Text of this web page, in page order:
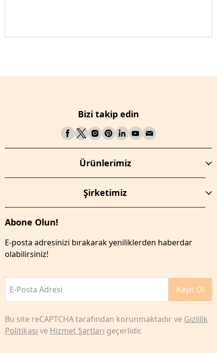
Bizi takip edin
Ürünlerimiz
Şirketimiz
Abone Olun!
E-posta adresinizi bırakarak yeniliklerden haberdar
olabilirsiniz!
E-Posta Adresi Kayıt Ol
Bu site reCAPTCHA tarafından korunmaktadır ve Gizlilik
Politikası ve Hizmet Şartları geçerlidir.